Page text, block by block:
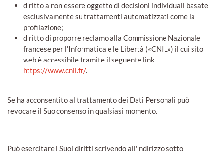
diritto a non essere oggetto di decisioni individuali basate
esclusivamente su trattamenti automatizzati come la
profilazione;
diritto di proporre reclamo alla Commissione Nazionale
francese per l'Informatica e le Libertà («CNIL») il cui sito
web è accessibile tramite il seguente link
https://www.cnil.fr/.
Se ha acconsentito al trattamento dei Dati Personali può
revocare il Suo consenso in qualsiasi momento.
Può esercitare i Suoi diritti scrivendo all'indirizzo sotto